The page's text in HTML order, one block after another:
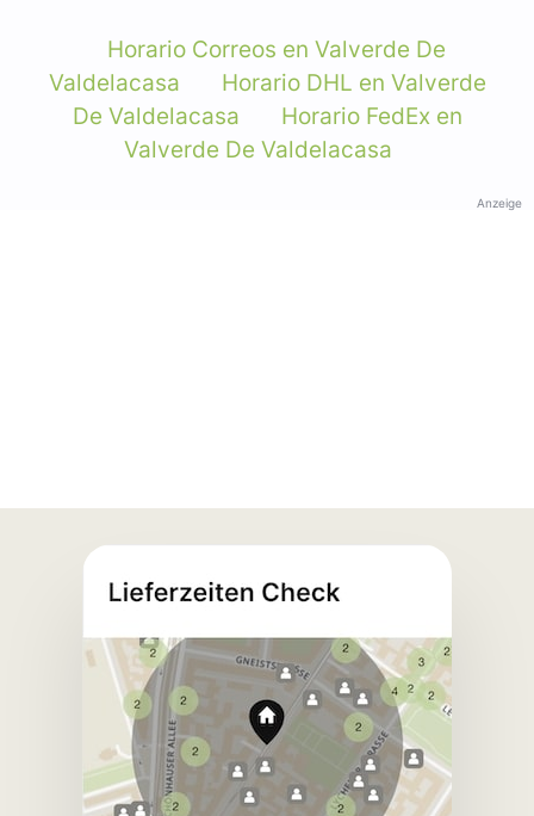
Horario Correos en Valverde De
Valdelacasa
Horario DHL en Valverde
De Valdelacasa
Horario FedEx en
Valverde De Valdelacasa
Anzeige